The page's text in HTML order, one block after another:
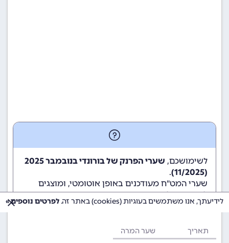
לשימושכם,
שערי הפרנק של בורונדי בנובמבר 2025
(11/2025)
.
שערי המט"ח מעודכנים באופן אוטומטי, ומוצגים
לשימוש גולשי ומשתמשי האתר.
תאריך שער המרה
לידיעתך, אנו משתמשים בעוגיות (cookies) באתר זה. לפרטים נוספים »